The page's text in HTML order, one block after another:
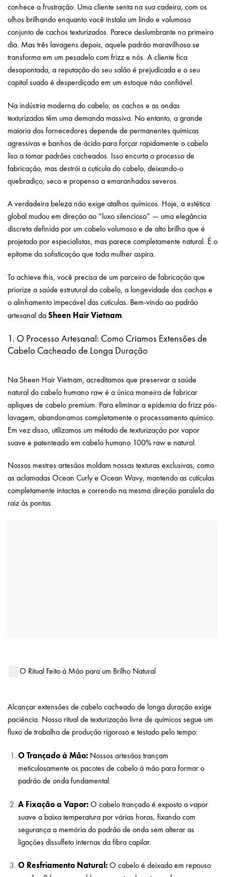
conhece a frustração. Uma cliente senta na sua cadeira, com os
olhos brilhando enquanto você instala um lindo e volumoso
conjunto de cachos texturizados. Parece deslumbrante no primeiro
dia. Mas três lavagens depois, aquele padrão maravilhoso se
transforma em um pesadelo com frizz e nós. A cliente fica
desapontada, a reputação do seu salão é prejudicada e o seu
capital suado é desperdiçado em um estoque não confiável.
Na indústria moderna do cabelo, os cachos e as ondas
texturizadas têm uma demanda massiva. No entanto, a grande
maioria dos fornecedores depende de permanentes químicas
agressivas e banhos de ácido para forçar rapidamente o cabelo
liso a tomar padrões cacheados. Isso encurta o processo de
fabricação, mas destrói a cutícula do cabelo, deixando-o
quebradiço, seco e propenso a emaranhados severos.
A verdadeira beleza não exige atalhos químicos. Hoje, a estética
global mudou em direção ao “luxo silencioso” — uma elegância
discreta definida por um cabelo volumoso e de alto brilho que é
projetado por especialistas, mas parece completamente natural. É o
epítome da sofisticação que toda mulher aspira.
To achieve this, você precisa de um parceiro de fabricação que
priorize a saúde estrutural do cabelo, a longevidade dos cachos e
o alinhamento impecável das cutículas. Bem-vindo ao padrão
artesanal daSheen Hair Vietnam.
1. O Processo Artesanal: Como Criamos Extensões de
Cabelo Cacheado de Longa Duração
Na Sheen Hair Vietnam, acreditamos que preservar a saúde
natural do cabelo humano raw é a única maneira de fabricar
apliques de cabelo premium. Para eliminar a epidemia do frizz pós-
lavagem, abandonamos completamente o processamento químico.
Em vez disso, utilizamos um método de texturização por vapor
suave e patenteado em cabelo humano 100% raw e natural.
Nossos mestres artesãos moldam nossas texturas exclusivas, como
as aclamadas Ocean Curly e Ocean Wavy, mantendo as cutículas
completamente intactas e correndo na mesma direção paralela da
raiz às pontas.
O Ritual Feito à Mão para um Brilho Natural
Alcançar extensões de cabelo cacheado de longa duração exige
paciência. Nosso ritual de texturização livre de químicos segue um
fluxo de trabalho de produção rigoroso e testado pelo tempo:
O Trançado à Mão:Nossos artesãos trançam
meticulosamente os pacotes de cabelo à mão para formar o
padrão de onda fundamental.
A Fixação a Vapor:O cabelo trançado é exposto a vapor
suave a baixa temperatura por várias horas, fixando com
segurança a memória do padrão de onda sem alterar as
ligações dissulfeto internas da fibra capilar.
O Resfriamento Natural:O cabelo é deixado em repouso